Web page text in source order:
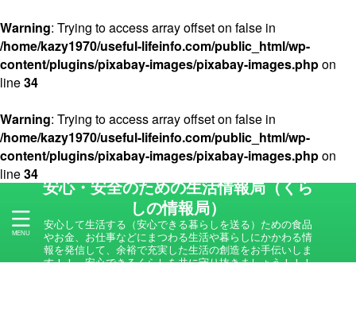
Warning: Trying to access array offset on false in
/home/kazy1970/useful-lifeinfo.com/public_html/wp-
content/plugins/pixabay-images/pixabay-images.phpon
line34
Warning: Trying to access array offset on false in
/home/kazy1970/useful-lifeinfo.com/public_html/wp-
content/plugins/pixabay-images/pixabay-images.phpon
line34
安心・安全のための生活情報局（くら
しの情報局）
安心して生活する（安心できる暮らしを送る）ための食品
やお金、お仕事などにまつわる生活や暮らしにかかわる情
報を発信して、余裕で充実した生活の創造をお手伝いしま
す！！ 安心できるくらしを共に守り抜きましょう！！！